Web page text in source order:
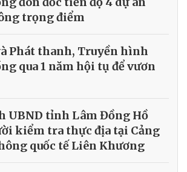
trọng điểm
Phát thanh, Truyền hình
qua 1 năm hội tụ để vươn
UBND tỉnh Lâm Đồng Hồ
kiểm tra thực địa tại Cảng
quốc tế Liên Khương